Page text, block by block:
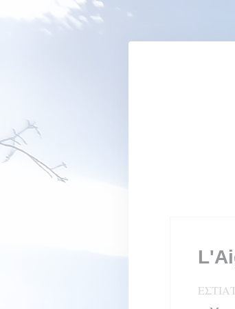
Πίνακας διαχείρισης "Μπισκότων" (Cookies)